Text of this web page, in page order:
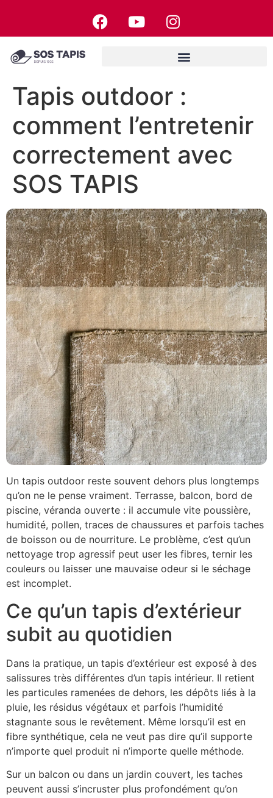
Tapis outdoor :
comment l’entretenir
correctement avec
SOS TAPIS
Un tapis outdoor reste souvent dehors plus longtemps
qu’on ne le pense vraiment. Terrasse, balcon, bord de
piscine, véranda ouverte : il accumule vite poussière,
humidité, pollen, traces de chaussures et parfois taches
de boisson ou de nourriture. Le problème, c’est qu’un
nettoyage trop agressif peut user les fibres, ternir les
couleurs ou laisser une mauvaise odeur si le séchage
est incomplet.
Ce qu’un tapis d’extérieur
subit au quotidien
Dans la pratique, un tapis d’extérieur est exposé à des
salissures très différentes d’un tapis intérieur. Il retient
les particules ramenées de dehors, les dépôts liés à la
pluie, les résidus végétaux et parfois l’humidité
stagnante sous le revêtement. Même lorsqu’il est en
fibre synthétique, cela ne veut pas dire qu’il supporte
n’importe quel produit ni n’importe quelle méthode.
Sur un balcon ou dans un jardin couvert, les taches
peuvent aussi s’incruster plus profondément qu’on